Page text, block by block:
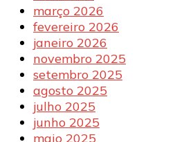
março 2026
fevereiro 2026
janeiro 2026
novembro 2025
setembro 2025
agosto 2025
julho 2025
junho 2025
maio 2025